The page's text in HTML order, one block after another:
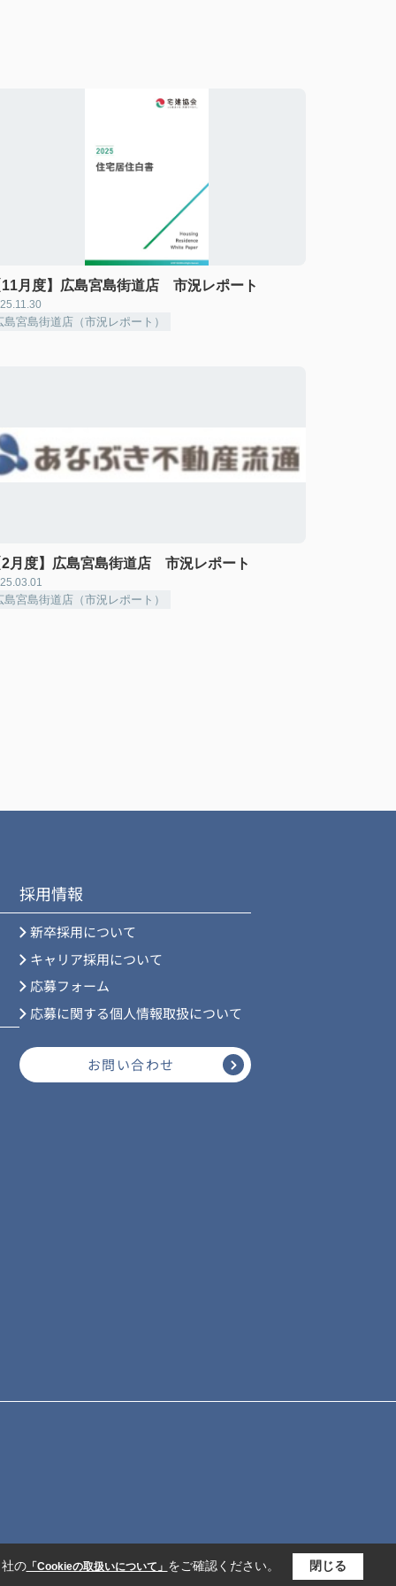
月度】広島宮島街道店 市況レポート
島宮島街道店（市況レポート）
月度】広島宮島街道店 市況レポート
島宮島街道店（市況レポート）
採用情報
新卒採用について
キャリア採用について
応募フォーム
応募に関する個人情報取扱について
お問い合わせ
の「Cookieの取扱いについて」 をご確認ください。 閉じる